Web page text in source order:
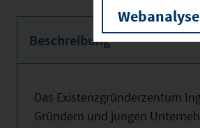
Beschreibung
Das Existenzgründerzentum
Gründern und jungen